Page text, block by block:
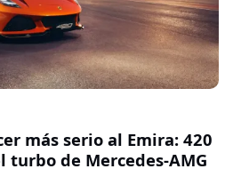
más serio al Emira: 420
turbo de Mercedes-AMG